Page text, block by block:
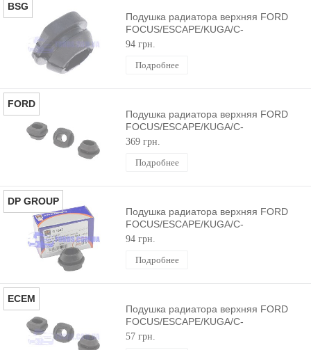
BSG
Подушка радиатора верхняя FORD
FOCUS/ESCAPE/KUGA/C-
MAX/FIESTA/CONNECT/COURIER
94 грн.
Подробнее
FORD
Подушка радиатора верхняя FORD
FOCUS/ESCAPE/KUGA/C-
MAX/FIESTA/CONNECT/COURIER
369 грн.
Подробнее
DP GROUP
Подушка радиатора верхняя FORD
FOCUS/ESCAPE/KUGA/C-
MAX/FIESTA/CONNECT/COURIER
94 грн.
Подробнее
ECEM
Подушка радиатора верхняя FORD
FOCUS/ESCAPE/KUGA/C-
MAX/FIESTA/CONNECT/COURIER
57 грн.